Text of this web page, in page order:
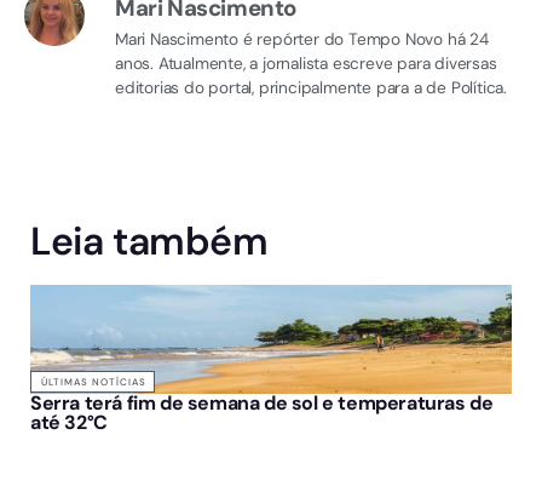
Mari Nascimento
Mari Nascimento é repórter do Tempo Novo há 24
anos. Atualmente, a jornalista escreve para diversas
editorias do portal, principalmente para a de Política.
Leia também
ÚLTIMAS NOTÍCIAS
Serra terá fim de semana de sol e temperaturas de
até 32°C